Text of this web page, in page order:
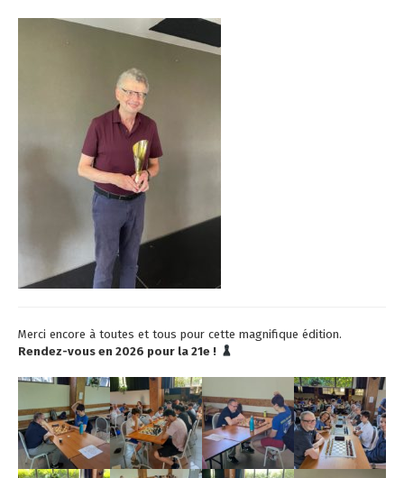
Merci encore à toutes et tous pour cette magnifique édition.
Rendez-vous en 2026 pour la 21e !